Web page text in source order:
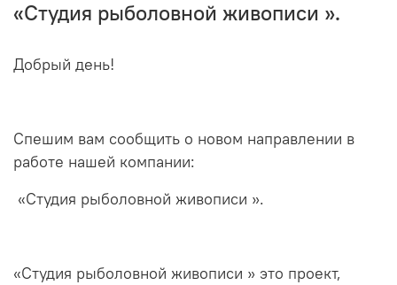
«Студия рыболовной живописи ».
Добрый день!
Спешим вам сообщить о новом направлении в
работе нашей компании:
«Студия рыболовной живописи ».
«Студия рыболовной живописи » это проект,